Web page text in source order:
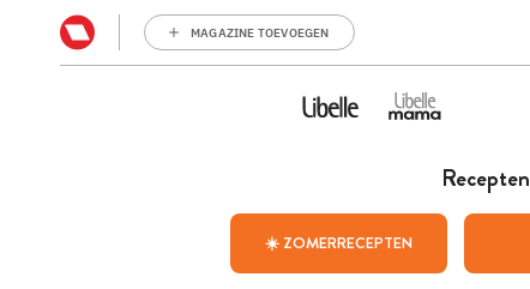
MAGAZINE TOEVOEGEN
Recepten
☀️ ZOMERRECEPTEN